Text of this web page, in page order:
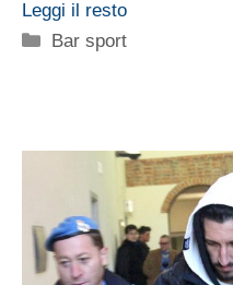
Leggi il resto
Categorie
Bar sport